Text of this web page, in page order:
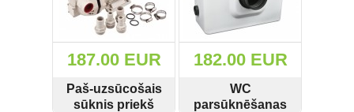
187.00 EUR
Paš-uzsūcošais
sūknis priekš
182.00 EUR
WC
parsūknēšanas
Reģistrēties